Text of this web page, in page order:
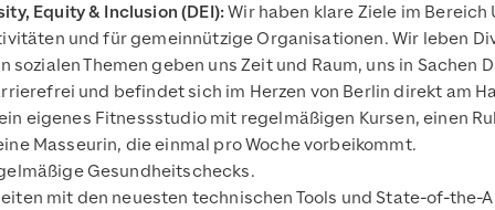
Equity & Inclusion (DEI):Wir haben klare Ziele im
und für gemeinnützige Organisationen. Wir leben
Themen geben uns Zeit und Raum, uns in
und befindet sich im Herzen von Berlin direkt am
eigenes Fitnessstudio mit regelmäßigen Kursen, einen
Masseurin, die einmal pro Woche vorbeikommt.
Gesundheitschecks.
mit den neuesten technischen Tools und State-of-the-